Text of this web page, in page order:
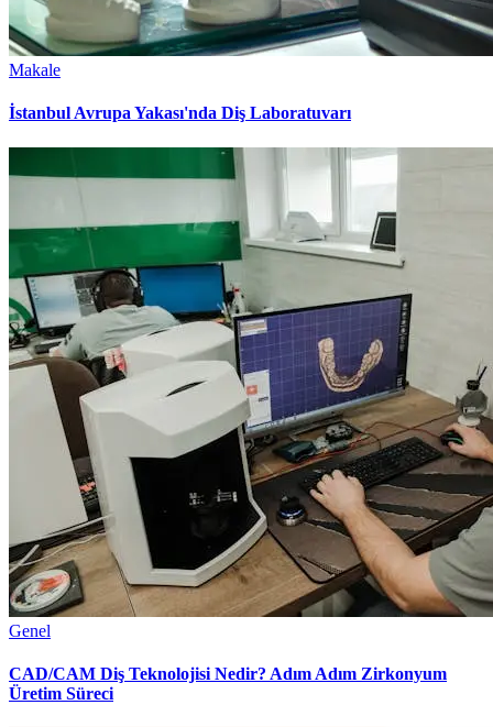
Makale
İstanbul Avrupa Yakası'nda Diş Laboratuvarı
Genel
CAD/CAM Diş Teknolojisi Nedir? Adım Adım Zirkonyum
Üretim Süreci